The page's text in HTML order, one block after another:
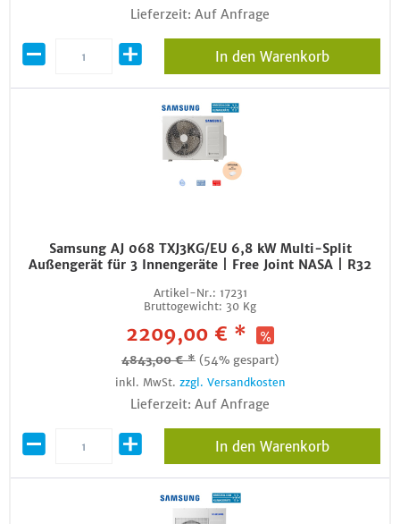
Lieferzeit: Auf Anfrage
In den Warenkorb
Samsung AJ 068 TXJ3KG/EU 6,8 kW Multi-Split
Außengerät für 3 Innengeräte | Free Joint NASA | R32
Artikel-Nr.: 17231
Bruttogewicht: 30 Kg
2209,00 € *
4843,00 € * (54% gespart)
inkl. MwSt. zzgl. Versandkosten
Lieferzeit: Auf Anfrage
In den Warenkorb